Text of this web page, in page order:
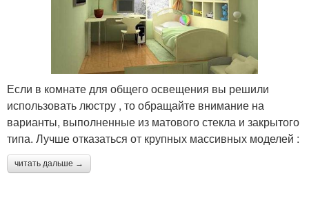
Если в комнате для общего освещения вы решили
использовать люстру , то обращайте внимание на
варианты, выполненные из матового стекла и закрытого
типа. Лучше отказаться от крупных массивных моделей :
читать дальше →